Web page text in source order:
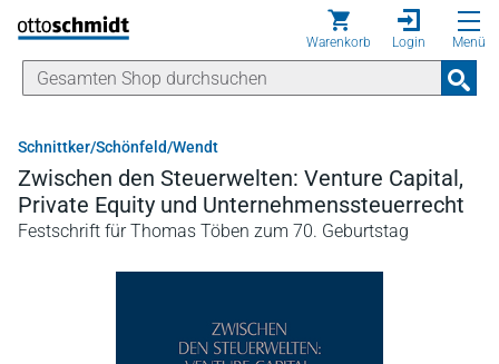
Direkt zum Inhalt
Warenkorb Login Menü
Schnittker/Schönfeld/Wendt
Zwischen den Steuerwelten: Venture Capital,
Private Equity und Unternehmenssteuerrecht
Festschrift für Thomas Töben zum 70. Geburtstag